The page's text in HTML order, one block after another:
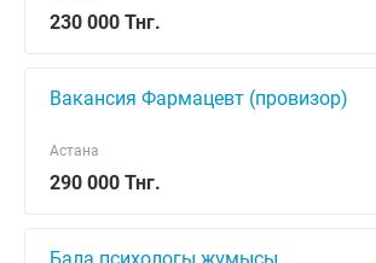
230 000 Тнг.
Вакансия Фармацевт (провизор)
290 000 Тнг.
Астана